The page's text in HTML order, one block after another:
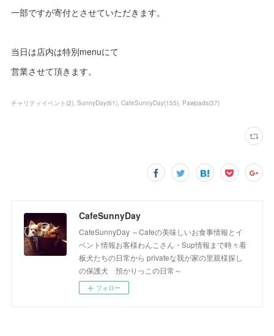
一部ですが寄付とさせていただきます。
当日は店内は特別menuにて
営業させて頂きます。
チャリティイベント (2) SunnyDay(61) CafeSunnyDay(155) Pawpads(37)
CafeSunnyDay
CafeSunnyDay ～Cafeの美味しいお食事情報とイ
ベント情報お客様わんこさん・Sup情報まで時々看
板犬たちの日常から privateな我が家の里親様探し
の保護犬 預かりっこの日常～
フォロー